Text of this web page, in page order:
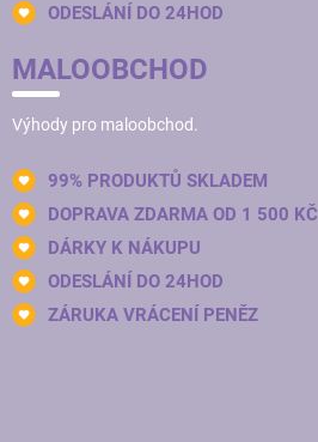
ODESLÁNÍ DO 24HOD
MALOOBCHOD
Výhody pro maloobchod.
99% PRODUKTŮ SKLADEM
DOPRAVA ZDARMA OD 1 500 KČ
DÁRKY K NÁKUPU
ODESLÁNÍ DO 24HOD
ZÁRUKA VRÁCENÍ PENĚZ